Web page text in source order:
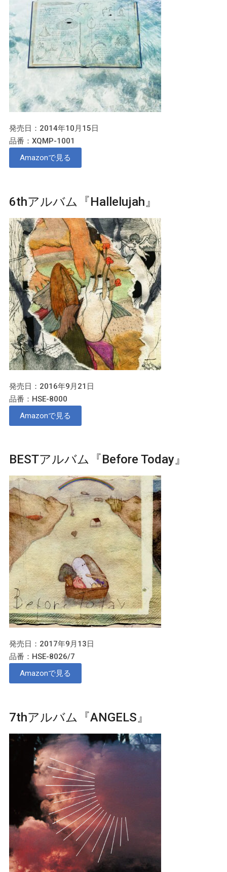
発売日：2014年10月15日
品番：XQMP-1001
Amazonで見る
6thアルバム『Hallelujah』
発売日：2016年9月21日
品番：HSE-8000
Amazonで見る
BESTアルバム『Before Today』
発売日：2017年9月13日
品番：HSE-8026/7
Amazonで見る
7thアルバム『ANGELS』